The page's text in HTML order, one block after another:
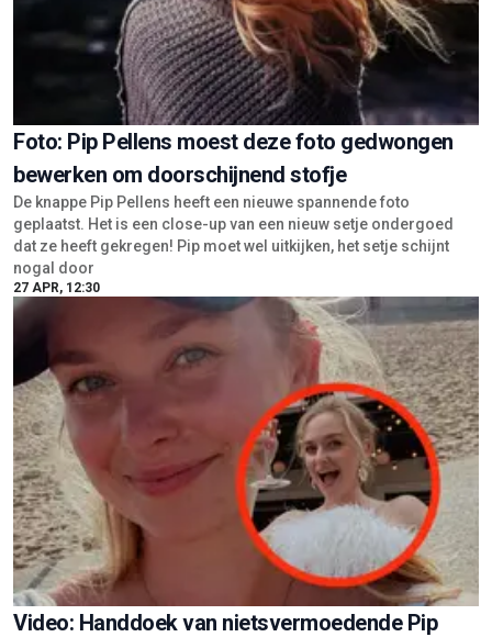
Foto: Pip Pellens moest deze foto gedwongen
bewerken om doorschijnend stofje
De knappe Pip Pellens heeft een nieuwe spannende foto
geplaatst. Het is een close-up van een nieuw setje ondergoed
dat ze heeft gekregen! Pip moet wel uitkijken, het setje schijnt
nogal door
27 APR, 12:30
Video: Handdoek van nietsvermoedende Pip